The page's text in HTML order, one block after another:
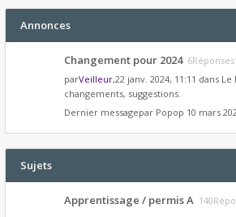
Annonces
Changement pour 2024
parVeilleur,22 janv. 2024, 11:11 dans Le
changements, suggestions.
Dernier messagepar Popop 10 mars
Sujets
Apprentissage / permis A